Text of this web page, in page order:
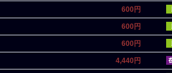
600円
600円
600円
4,440円